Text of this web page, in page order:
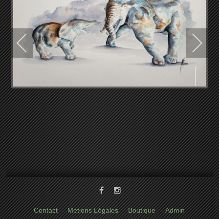
Contact Metions Légales Boutique Admin